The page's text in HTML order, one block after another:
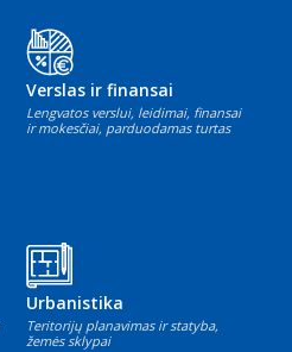
Verslas ir finansai
Lengvatos verslui, leidimai, finansai
ir mokesčiai, parduodamas turtas
Urbanistika
Teritorijų planavimas ir statyba,
žemės sklypai